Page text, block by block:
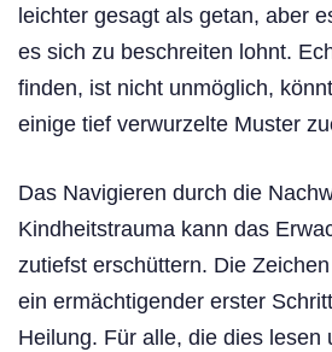
leichter gesagt als getan, aber
es sich zu beschreiten lohnt.
finden, ist nicht unmöglich,
einige tief verwurzelte Muster
Das Navigieren durch die
Kindheitstrauma kann das
zutiefst erschüttern. Die
ein ermächtigender erster
Heilung. Für alle, die dies lesen